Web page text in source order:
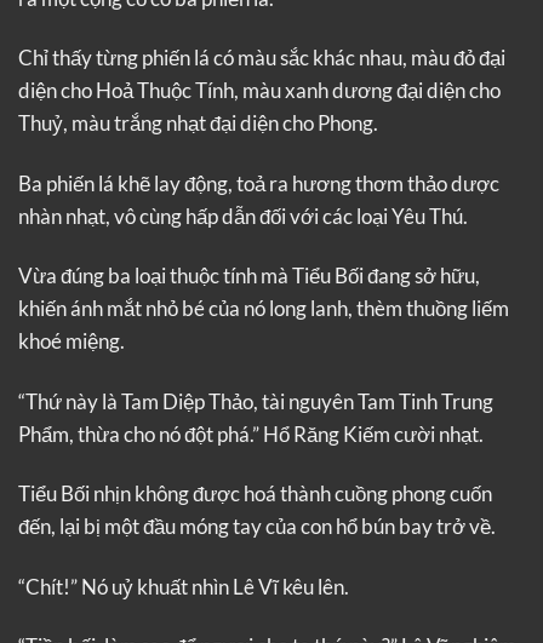
Chỉ thấy từng phiến lá có màu sắc khác nhau, màu đỏ đại
diện cho Hoả Thuộc Tính, màu xanh dương đại diện cho
Thuỷ, màu trắng nhạt đại diện cho Phong.
Ba phiến lá khẽ lay động, toả ra hương thơm thảo dược
nhàn nhạt, vô cùng hấp dẫn đối với các loại Yêu Thú.
Vừa đúng ba loại thuộc tính mà Tiểu Bối đang sở hữu,
khiến ánh mắt nhỏ bé của nó long lanh, thèm thuồng liếm
khoé miệng.
“Thứ này là Tam Diệp Thảo, tài nguyên Tam Tinh Trung
Phẩm, thừa cho nó đột phá.” Hổ Răng Kiếm cười nhạt.
Tiểu Bối nhịn không được hoá thành cuồng phong cuốn
đến, lại bị một đầu móng tay của con hổ bún bay trở về.
“Chít!” Nó uỷ khuất nhìn Lê Vĩ kêu lên.